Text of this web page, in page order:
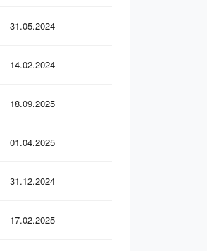
31.05.2024
14.02.2024
18.09.2025
01.04.2025
31.12.2024
17.02.2025